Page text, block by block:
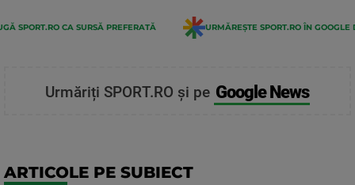
SPORT.RO CA SURSĂ PREFERATĂ URMĂREȘTE SPORT.RO ÎN GOOGLE
Urmăriți SPORT.RO și pe Google News
ARTICOLE PE SUBIECT